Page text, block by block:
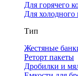
Для горячего
Для холодного
Тип
Жестяные
Реторт пакеты
Дробилки и